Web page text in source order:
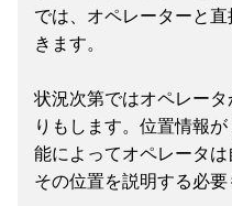
では、オペレーターと
きます。
状況次第ではオペレー
りもします。位置情報
能によってオペレータは
その位置を説明する必要